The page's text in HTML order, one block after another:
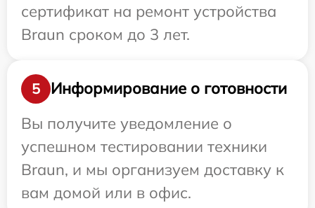
сертификат на ремонт устройства
Braun сроком до 3 лет.
5
Информирование о готовности
Вы получите уведомление о
успешном тестировании техники
Braun, и мы организуем доставку к
вам домой или в офис.